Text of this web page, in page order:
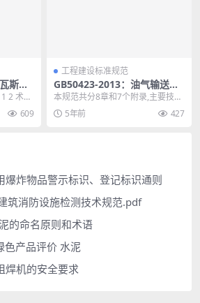
斯抽
2 术语
609
工程建设标准规范
GB50423-2013：油气输送管
道穿越工程设计规范
本规范共分8章和7个附录,主要技术
内容为:总则,术语,基本规定,挖沟法
穿越设计,...
5年前 427
炸物品警示标识、登记标识通则
筑消防设施检测技术规范.pdf
的命名原则和术语
产品评价 水泥
焊机的安全要求